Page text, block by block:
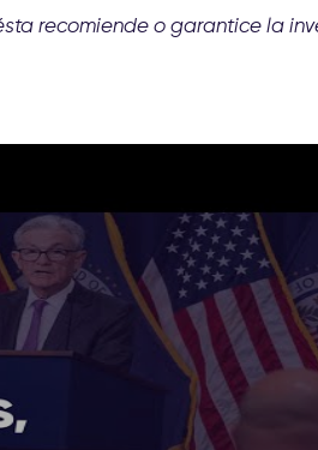
recomiende o garantice la